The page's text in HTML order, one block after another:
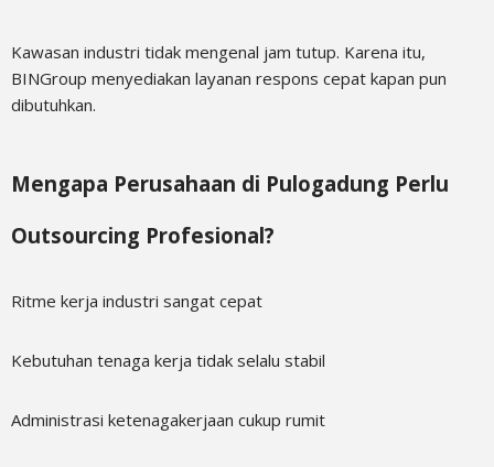
Kawasan industri tidak mengenal jam tutup. Karena itu,
BINGroup menyediakan layanan respons cepat kapan pun
dibutuhkan.
Mengapa Perusahaan di Pulogadung Perlu
Outsourcing Profesional?
Ritme kerja industri sangat cepat
Kebutuhan tenaga kerja tidak selalu stabil
Administrasi ketenagakerjaan cukup rumit